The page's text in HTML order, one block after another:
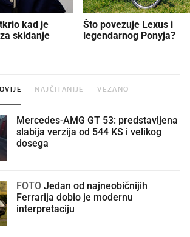
skidanje
Što povezuje Lexus i
legendarnog Ponyja?
NAJČITANIJE VEZANO
Mercedes-AMG GT 53: predstavljena
slabija verzija od 544 KS i velikog
dosega
FOTO
Ferrarija dobio je modernu
interpretaciju